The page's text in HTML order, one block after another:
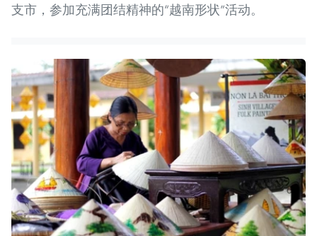
支市，参加充满团结精神的“越南形状”活动。